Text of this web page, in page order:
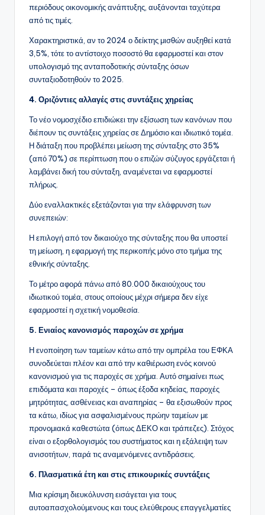
περιόδους οικονομικής ανάπτυξης, αυξάνονται ταχύτερα
από τις τιμές.
Χαρακτηριστικά, αν το 2024 ο δείκτης μισθών αυξηθεί κατά
3,5%, τότε το αντίστοιχο ποσοστό θα εφαρμοστεί και στον
υπολογισμό της ανταποδοτικής σύνταξης όσων
συνταξιοδοτηθούν το 2025.
4. Οριζόντιες αλλαγές στις συντάξεις χηρείας
Το νέο νομοσχέδιο επιδιώκει την εξίσωση των κανόνων που
διέπουν τις συντάξεις χηρείας σε Δημόσιο και ιδιωτικό τομέα.
Η διάταξη που προβλέπει μείωση της σύνταξης στο 35%
(από 70%) σε περίπτωση που ο επιζών σύζυγος εργάζεται ή
λαμβάνει δική του σύνταξη, αναμένεται να εφαρμοστεί
πλήρως.
Δύο εναλλακτικές εξετάζονται για την ελάφρυνση των
συνεπειών:
Η επιλογή από τον δικαιούχο της σύνταξης που θα υποστεί
τη μείωση, η εφαρμογή της περικοπής μόνο στο τμήμα της
εθνικής σύνταξης.
Το μέτρο αφορά πάνω από 80.000 δικαιούχους του
ιδιωτικού τομέα, στους οποίους μέχρι σήμερα δεν είχε
εφαρμοστεί η σχετική νομοθεσία.
5. Ενιαίος κανονισμός παροχών σε χρήμα
Η ενοποίηση των ταμείων κάτω από την ομπρέλα του ΕΦΚΑ
συνοδεύεται πλέον και από την καθιέρωση ενός κοινού
κανονισμού για τις παροχές σε χρήμα. Αυτό σημαίνει πως
επιδόματα και παροχές – όπως έξοδα κηδείας, παροχές
μητρότητας, ασθένειας και αναπηρίας – θα εξισωθούν προς
τα κάτω, ιδίως για ασφαλισμένους πρώην ταμείων με
προνομιακά καθεστώτα (όπως ΔΕΚΟ και τράπεζες). Στόχος
είναι ο εξορθολογισμός του συστήματος και η εξάλειψη των
ανισοτήτων, παρά τις αναμενόμενες αντιδράσεις.
6. Πλασματικά έτη και στις επικουρικές συντάξεις
Μια κρίσιμη διευκόλυνση εισάγεται για τους
αυτοαπασχολούμενους και τους ελεύθερους επαγγελματίες